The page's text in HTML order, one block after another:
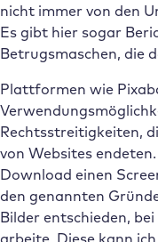
nicht immer von den
Es gibt hier sogar
Betrugsmaschen, die
Plattformen wie
Rechtsstreitigkeiten,
von Websites
Download einen
den genannten
Bilder entschieden,
arbeite. Diese kann